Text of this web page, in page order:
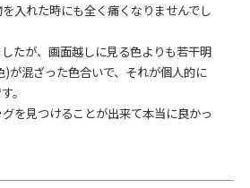
テル100％（コーデュラ®）
アンティークゴールド）
都秀和がま口製作所）
ド
ド決済、Amazon Pay、PayPay、楽天ペイを
入れた時にも全く痛くなりませんでし
たが、画面越しに見る色よりも若干明
)が混ざった色合いで、それが個人的に
。
を見つけることが出来て本当に良かっ